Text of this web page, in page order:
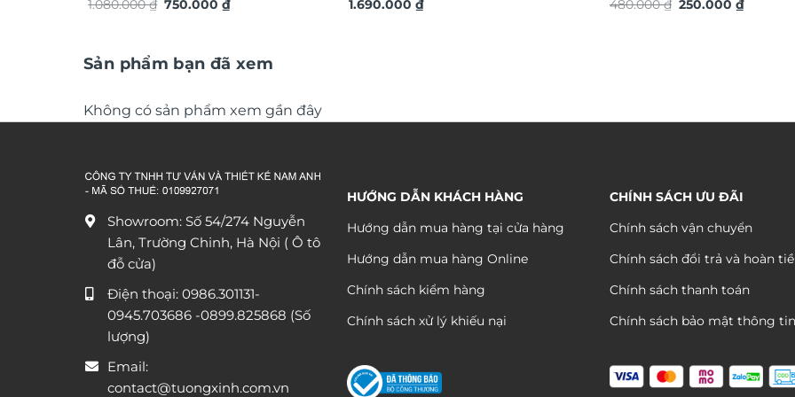
chuyển động trang trí nội thất độc
1.080.000₫ Giá
750.000₫Giá
xuôi gió TDV19
1.690.000₫
thuật TG4911S
480.000₫ Giá
250.000₫Giá
Sản phẩm bạn đã xem
Không có sản phẩm xem gần đây
Showroom: Số 54/274 Nguyễn
Lân, Trường Chinh, Hà Nội ( Ô tô
đỗ cửa)
Điện thoại: 0986.301131-
0945.703686 -0899.825868 (Số
lượng)
Email:
contact@tuongxinh.com.vn
HƯỚNG DẪN KHÁCH HÀNG
Hướng dẫn mua hàng tại cửa hàng
Hướng dẫn mua hàng Online
Chính sách kiểm hàng
Chính sách xử lý khiếu nại
CHÍNH SÁCH ƯU ĐÃI
Chính sách vận chuyển
Chính sách đổi trả và hoàn
Chính sách thanh toán
Chính sách bảo mật thông tin